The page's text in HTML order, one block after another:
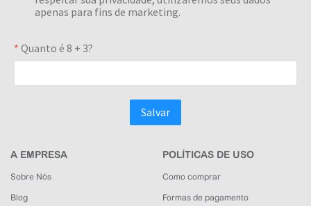
A EMPRESA
Sobre Nós
Blog
POLÍTICAS DE USO
Como comprar
Formas de pagamento